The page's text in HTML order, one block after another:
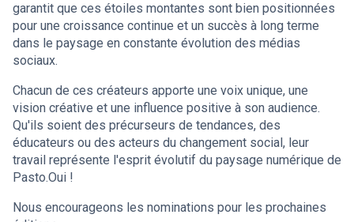
garantit que ces étoiles montantes sont bien positionnées
pour une croissance continue et un succès à long terme
dans le paysage en constante évolution des médias
sociaux.
Chacun de ces créateurs apporte une voix unique, une
vision créative et une influence positive à son audience.
Qu'ils soient des précurseurs de tendances, des
éducateurs ou des acteurs du changement social, leur
travail représente l'esprit évolutif du paysage numérique de
Pasto.Oui !
Nous encourageons les nominations pour les prochaines